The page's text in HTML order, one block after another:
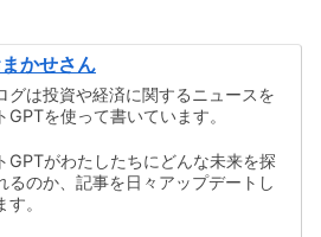
かせさん
グは投資や経済に関するニュースを
GPTを使って書いています。
GPTがわたしたちにどんな未来を探
るのか、記事を日々アップデートし
。